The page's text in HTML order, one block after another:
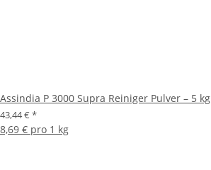
Assindia P 3000 Supra Reiniger Pulver – 5 kg
43,44 € *
8,69 € pro 1 kg